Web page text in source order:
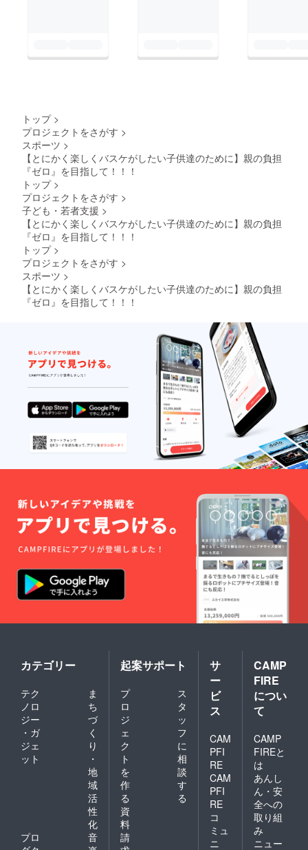
子はオニオンズの仲間
ましたが、オニオンズ
メンバーが増えておじ
さんはニヤニヤしてい
るよという報告でし
た。こんなチームです
がどうかご支援よろし
くお願い致します。
トップ >
プロジェクトをさがす >
スポーツ >
【とにかく楽しくバスケがしたい子供達のために】親の負担
『ゼロ』を目指して！！！
トップ >
プロジェクトをさがす >
子ども・若者支援 >
【とにかく楽しくバスケがしたい子供達のために】親の負担
『ゼロ』を目指して！！！
トップ >
プロジェクトをさがす >
スポーツ >
【とにかく楽しくバスケがしたい子供達のために】親の負担
『ゼロ』を目指して！！！
カテゴリー
テク
ノロ
ジー
・ガ
ジェ
ット
ま
ち
づ
く
り
・
地
域
活
性
化
プロ
音
起案サポート
プ
ロ
ジ
ェ
ク
ト
を
作
る
ス
タ
ッ
フ
に
相
談
す
る
資
料
請
サ
ー
ビ
ス
CAM
PFI
RE
CAM
PFI
RE
コ
ミュ
ニ
CAMP
FIRE
につい
て
CAMP
FIREと
は
あんし
ん・安
全への
取り組
み
ニュー